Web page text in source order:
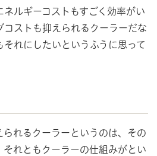
ルギーコストもすごく効率がい
コストも抑えられるクーラーだな
それにしたいというふうに思って
られるクーラーというのは、その
れともクーラーの仕組みがとい